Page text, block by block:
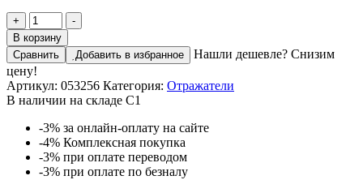
+
Количество
товара
Отражатель
(чашка
декоративная)
разъемный
3/4
(хром)
-
В корзину
Сравнить
Добавить в избранное
Нашли дешевле? Снизим
цену!
Артикул: 053256 Категория: Отражатели
В наличии на складе С1
-3% за онлайн-оплату на сайте
-4% Комплексная покупка
-3% при оплате переводом
-3% при оплате по безналу